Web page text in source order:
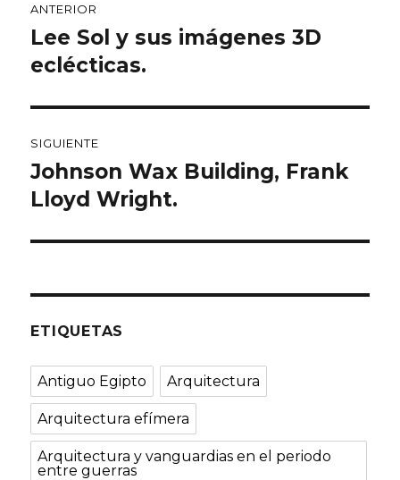
de
entradas
ANTERIOR
Entrada
anterior:
Lee Sol y sus imágenes 3D
eclécticas.
SIGUIENTE
Entrada
siguiente:
Johnson Wax Building, Frank
Lloyd Wright.
ETIQUETAS
Antiguo Egipto Arquitectura
Arquitectura efímera
Arquitectura y vanguardias en el periodo
entre guerras